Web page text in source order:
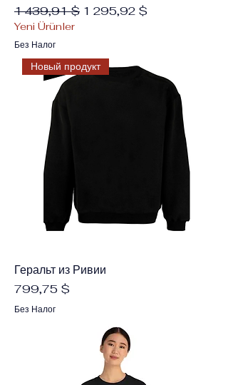
Обычная цена
1 439,91 $ Цена со скидкой
1 295,92 $
Yeni Ürünler
Без Налог
Новый продукт
Геральт из Ривии
Цена
799,75 $
Без Налог